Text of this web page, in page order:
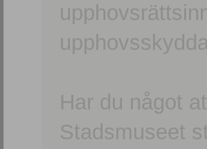
Har du något
Stadsmuseet